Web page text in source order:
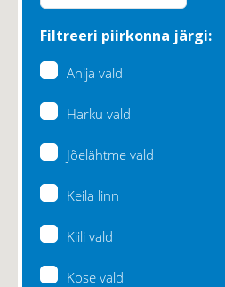
Filtreeri piirkonna järgi:
Anija vald
Harku vald
Jõelähtme vald
Keila linn
Kiili vald
Kose vald